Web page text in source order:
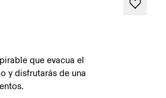
que evacua el
y disfrutarás de una